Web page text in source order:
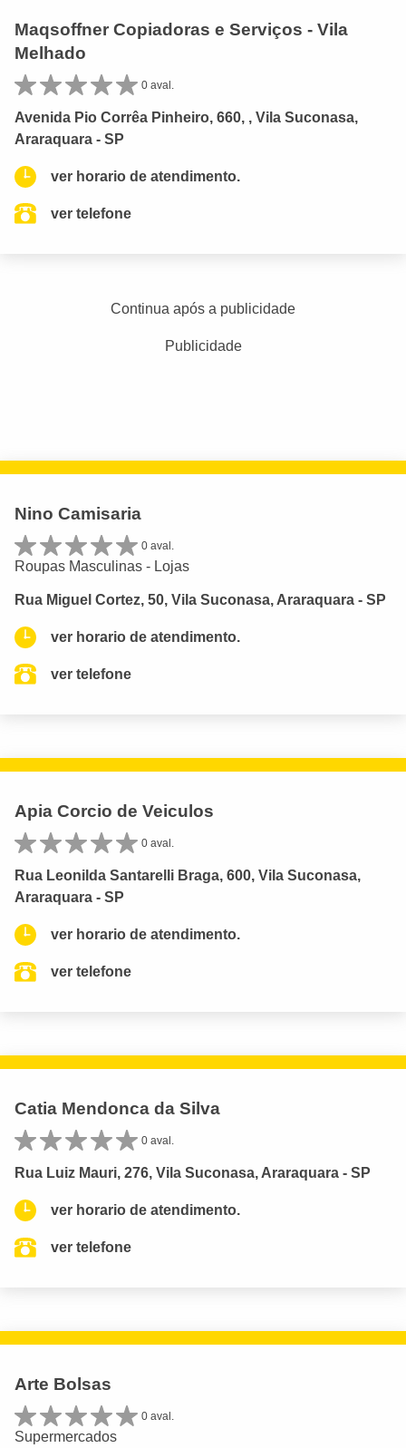
Maqsoffner Copiadoras e Serviços - Vila
Melhado
0 aval.
Avenida Pio Corrêa Pinheiro, 660, , Vila Suconasa,
Araraquara - SP
ver horario de atendimento.
ver telefone
Continua após a publicidade
Publicidade
Nino Camisaria
0 aval.
Roupas Masculinas - Lojas
Rua Miguel Cortez, 50, Vila Suconasa, Araraquara - SP
ver horario de atendimento.
ver telefone
Apia Corcio de Veiculos
0 aval.
Rua Leonilda Santarelli Braga, 600, Vila Suconasa,
Araraquara - SP
ver horario de atendimento.
ver telefone
Catia Mendonca da Silva
0 aval.
Rua Luiz Mauri, 276, Vila Suconasa, Araraquara - SP
ver horario de atendimento.
ver telefone
Arte Bolsas
0 aval.
Supermercados